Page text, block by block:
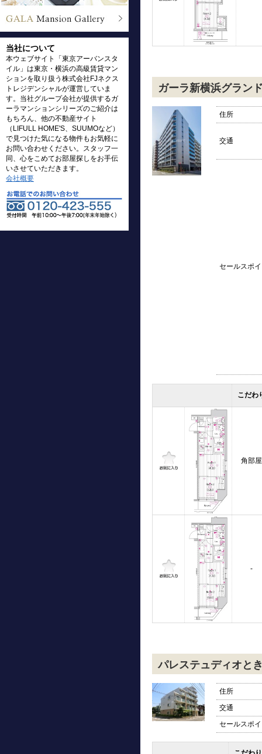
当社について
本ウェブサイト「東京アーバンスタ
イル」は東京・横浜の高級賃貸マン
ションを取り扱う株式会社FJネクス
トレジデンシャルが運営していま
す。当社グループ会社が提供するガ
ーラマンションシリーズのご紹介は
もちろん、他の不動産サイト
（LIFULL HOME'S、SUUMOなど）
で見つけた気になる物件もお気軽に
お問い合わせください。スタッフ一
同、心をこめてお部屋探しをお手伝
いさせていただきます。
会社概要
ガーラ新横浜グラン
住所
交通
セールスポ
こだわ
角部屋
-
パレステュディオと
住所
交通
セールスポ